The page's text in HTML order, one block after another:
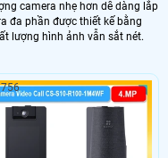
camera nhẹ hơn dễ dàng lắp
đa phần được thiết kế bằng
lượng hình ảnh vẫn sắt nét.